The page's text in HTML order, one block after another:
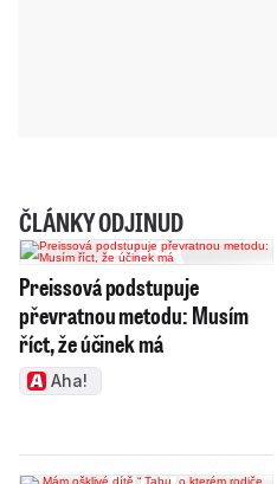
ČLÁNKY ODJINUD
Preissová podstupuje
převratnou metodu: Musím
říct, že účinek má
Aha!